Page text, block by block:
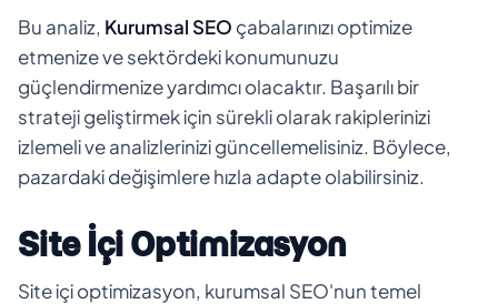
Bu analiz, Kurumsal SEO çabalarınızı optimize
etmenize ve sektördeki konumunuzu
güçlendirmenize yardımcı olacaktır. Başarılı bir
strateji geliştirmek için sürekli olarak rakiplerinizi
izlemeli ve analizlerinizi güncellemelisiniz. Böylece,
pazardaki değişimlere hızla adapte olabilirsiniz.
Site İçi Optimizasyon
Site içi optimizasyon, kurumsal SEO'nun temel